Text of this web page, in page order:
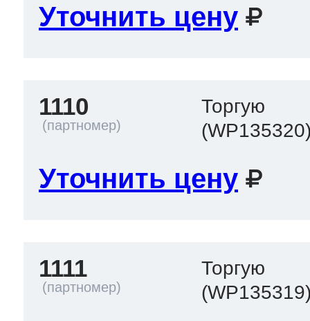
Уточнить цену
1110
Торгую
Уточнить цену
1111
Торгую